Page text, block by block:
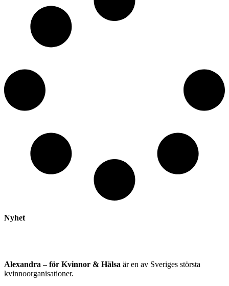
Nyhet
Alexandra – för Kvinnor & Hälsa är en av Sveriges största
kvinnoorganisationer.